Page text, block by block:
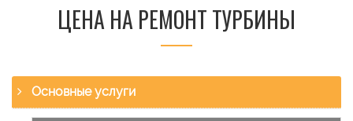
ЦЕНА НА РЕМОНТ ТУРБИНЫ
Основные услуги